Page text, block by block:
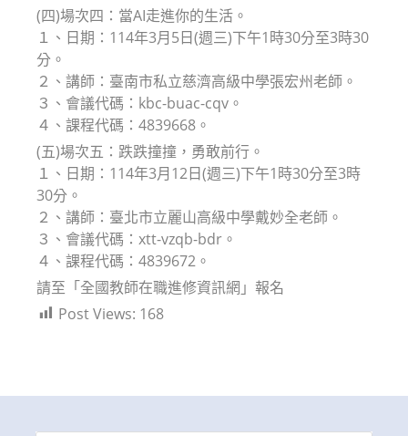
(四)場次四：當AI走進你的生活。
１、日期：114年3月5日(週三)下午1時30分至3時30
分。
２、講師：臺南市私立慈濟高級中學張宏州老師。
３、會議代碼：kbc-buac-cqv。
４、課程代碼：4839668。
(五)場次五：跌跌撞撞，勇敢前行。
１、日期：114年3月12日(週三)下午1時30分至3時
30分。
２、講師：臺北市立麗山高級中學戴妙全老師。
３、會議代碼：xtt-vzqb-bdr。
４、課程代碼：4839672。
請至「全國教師在職進修資訊網」報名
Post Views: 168